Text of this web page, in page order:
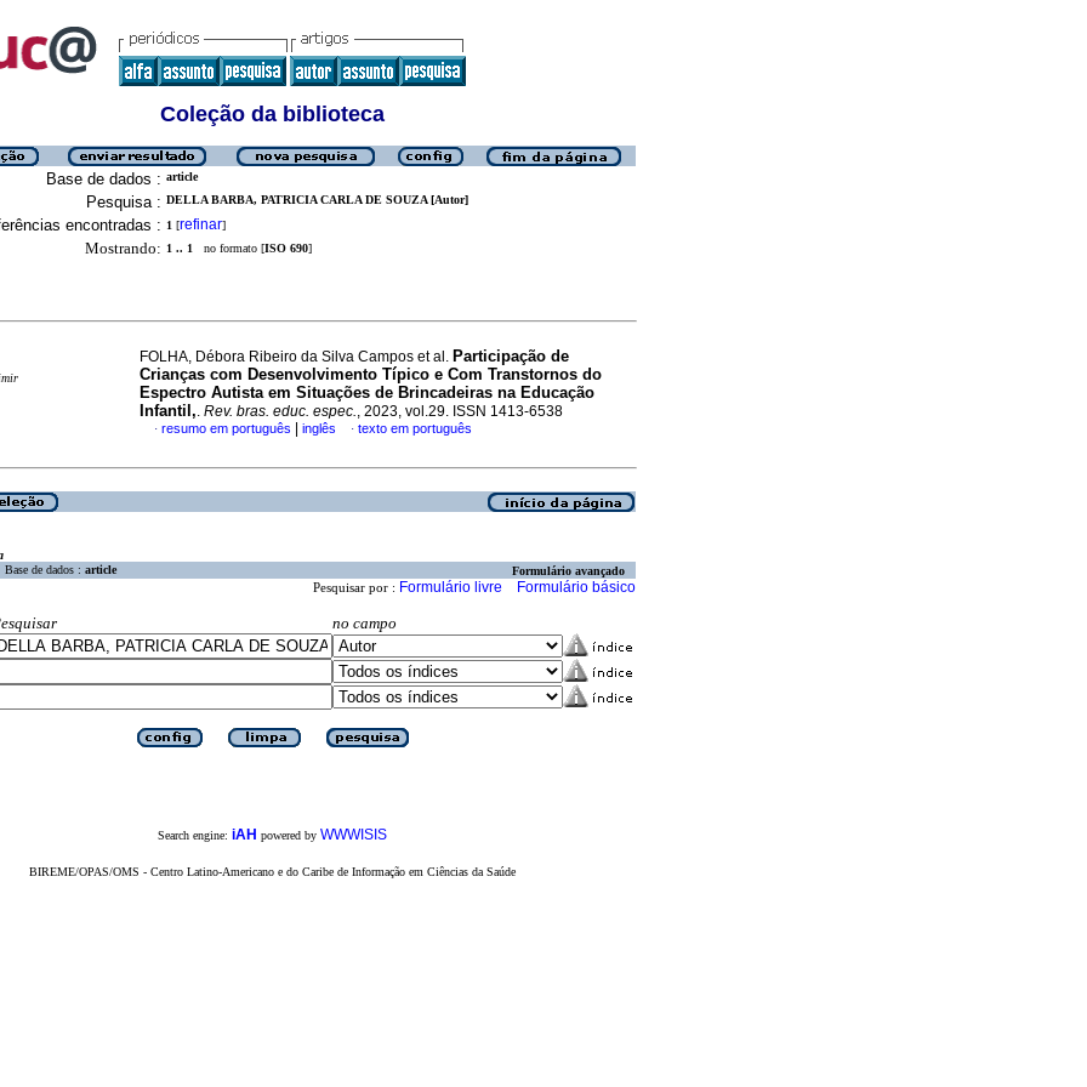
Coleção da biblioteca
Base de dados : article
Pesquisa : DELLA BARBA, PATRICIA CARLA DE SOUZA [Autor]
encontradas : 1 [refinar]
Mostrando: 1 .. 1 no formato [ISO 690]
FOLHA, Débora Ribeiro da Silva Campos et al. Participação de
Crianças com Desenvolvimento Típico e Com Transtornos do
Espectro Autista em Situações de Brincadeiras na Educação
Infantil,. Rev. bras. educ. espec., 2023, vol.29. ISSN 1413-6538
· resumo em português inglês · texto em português
Base de dados : article Formulário avançado
Pesquisar por : Formulário livre Formulário básico
no campo
Search engine: iAH powered by WWWISIS
BIREME/OPAS/OMS - Centro Latino-Americano e do Caribe de Informação em Ciências da Saúde